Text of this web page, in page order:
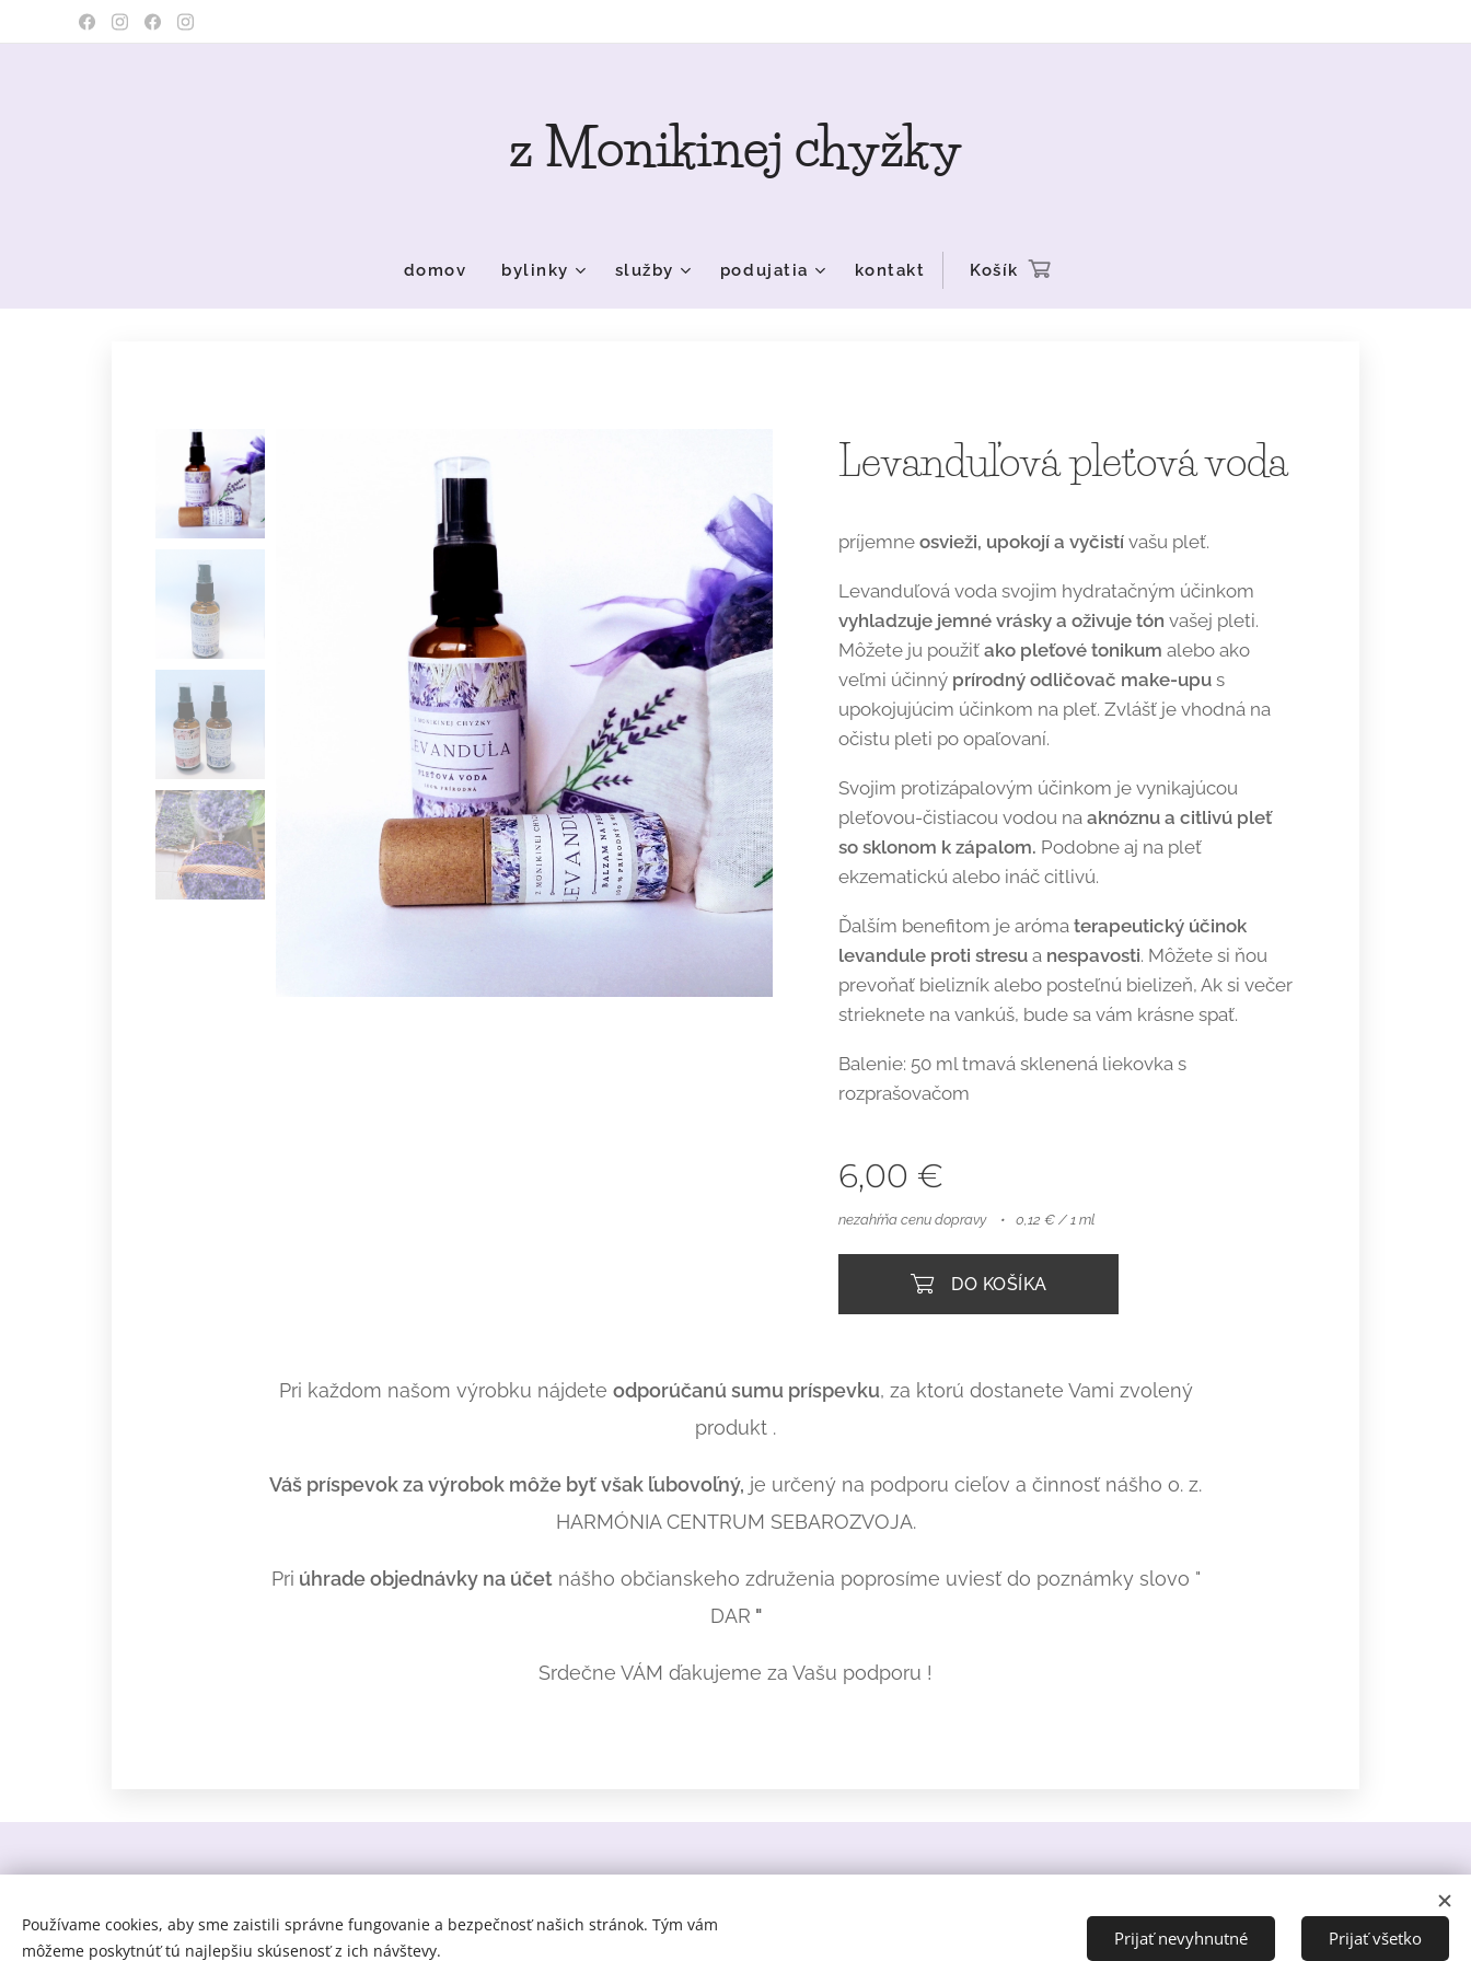
z Monikinej chyžky
domov bylinky služby podujatia kontakt Košík
Levanduľová pleťová voda
príjemneosvieži, upokojí a vyčistí vašu pleť.
Levanduľová voda svojim hydratačným účinkom
vyhladzuje jemné vrásky a oživuje tón vašej pleti.
Môžete ju použiťako pleťové tonikum alebo ako
veľmi účinný prírodný odličovač make-upu s
upokojujúcim účinkom na pleť. Zvlášť je vhodná na
očistu pleti po opaľovaní.
Svojim protizápalovým účinkom je vynikajúcou
pleťovou-čistiacou vodou naaknóznu a citlivú pleť
so sklonom k zápalom. Podobne aj na pleť
ekzematickú alebo ináč citlivú.
Ďalším benefitom je arómaterapeutický účinok
levandule proti stresua nespavosti. Môžete si ňou
prevoňať bielizník alebo posteľnú bielizeň, Ak si večer
strieknete na vankúš, bude sa vám krásne spať.
Balenie: 50 ml tmavá sklenená liekovka s
rozprašovačom
6,00 €
nezahŕňa cenu dopravy 0,12 € / 1 ml
DO KOŠÍKA
Pri každom našom výrobku nájdete odporúčanú sumu príspevku, za ktorú dostanete Vami zvolený
produkt .
Váš príspevok za výrobok môže byť však ľubovoľný, je určený na podporu cieľov a činnosť nášho o. z.
HARMÓNIA CENTRUM SEBAROZVOJA.
Pri úhrade objednávky na účetnášho občianskeho združenia poprosíme uviesť do poznámky slovo "
DAR "
Srdečne VÁM ďakujeme za Vašu podporu !
Všeobecné podmienky/Ochrana osobných údajov
Používame cookies, aby sme zaistili správne fungovanie a bezpečnosť našich stránok. Tým vám
môžeme poskytnúť tú najlepšiu skúsenosť z ich návštevy.
Prijať nevyhnutné Prijať všetko